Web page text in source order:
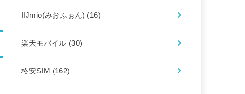
IIJmio(みおふぉん) (16)
楽天モバイル (30)
格安SIM (162)